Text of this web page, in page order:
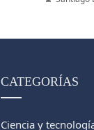
CATEGORÍAS
Ciencia y